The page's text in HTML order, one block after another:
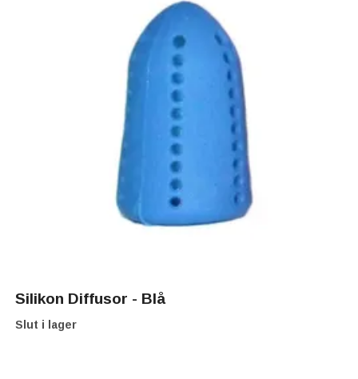
Silikon Diffusor - Blå
Slut i lager